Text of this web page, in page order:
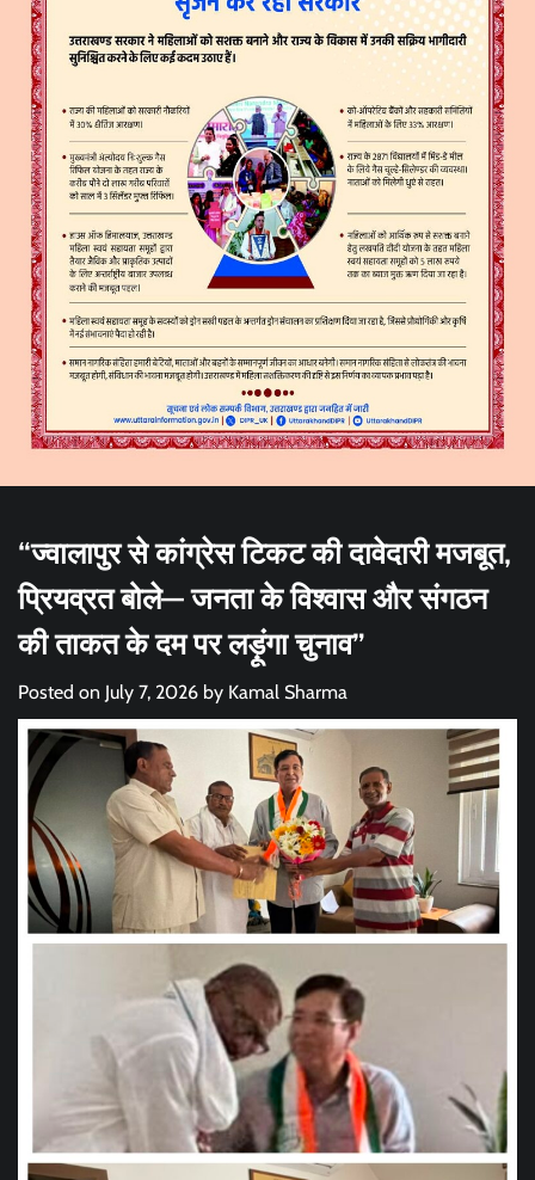
“ज्वालापुर से कांग्रेस टिकट की दावेदारी मजबूत,
प्रियव्रत बोले— जनता के विश्वास और संगठन
की ताकत के दम पर लड़ूंगा चुनाव”
Posted on July 7, 2026 by Kamal Sharma